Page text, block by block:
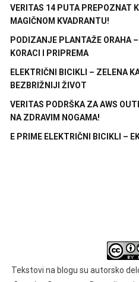
VERITAS 14 PUTA PREPOZNAT
MAGIČNOM KVADRANTU!
PODIZANJE PLANTAŽE ORAHA
KORACI I PRIPREMA
ELEKTRIČNI BICIKLI – ZELENA
BEZBRIŽNIJI ŽIVOT
VERITAS PODRŠKA ZA AWS
NA ZDRAVIM NOGAMA!
E PRIME ELEKTRIČNI BICIKLI –
Tekstovi na blogu su autorsko